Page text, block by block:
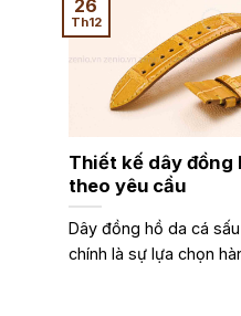
Thiết kế dây đồng
theo yêu cầu
Dây đồng hồ da cá
chính là sự lựa chọn
26
Th12